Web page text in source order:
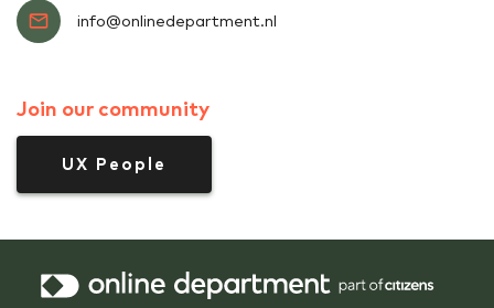
info@onlinedepartment.nl
Join our community
UX People